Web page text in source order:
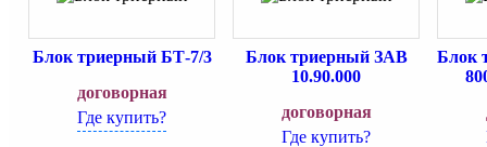
Блок триерный БТ-7/3
договорная
Где купить?
Блок триерный ЗАВ
10.90.000
договорная
Где купить?
Блок